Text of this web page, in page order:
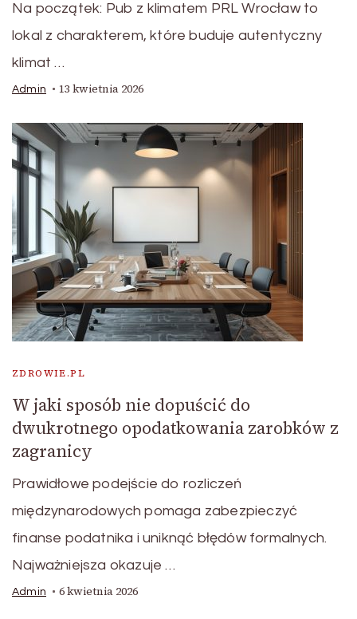
Na początek: Pub z klimatem PRL Wrocław to
lokal z charakterem, które buduje autentyczny
klimat …
Admin 13 kwietnia 2026
ZDROWIE.PL
W jaki sposób nie dopuścić do
dwukrotnego opodatkowania zarobków z
zagranicy
Prawidłowe podejście do rozliczeń
międzynarodowych pomaga zabezpieczyć
finanse podatnika i uniknąć błędów formalnych.
Najważniejsza okazuje …
Admin 6 kwietnia 2026